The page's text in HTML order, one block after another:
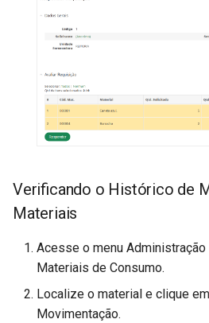
Verificando o Histórico de
Materiais
Acesse o menu
Materiais de Consumo.
Localize o material e clique
Movimentação.